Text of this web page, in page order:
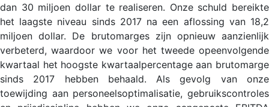
dan 30 miljoen dollar te realiseren. Onze schuld bereikte
het laagste niveau sinds 2017 na een aflossing van 18,2
miljoen dollar. De brutomarges zijn opnieuw aanzienlijk
verbeterd, waardoor we voor het tweede opeenvolgende
kwartaal het hoogste kwartaalpercentage aan brutomarge
sinds 2017 hebben behaald. Als gevolg van onze
toewijding aan personeelsoptimalisatie, gebruikscontroles